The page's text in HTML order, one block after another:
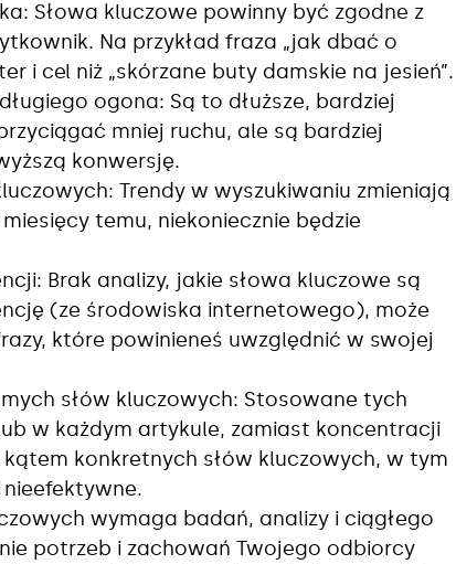
Słowa kluczowe powinny być zgodne z
Na przykład fraza „jak dbać o
i cel niż „skórzane buty damskie na jesień”.
ogona: Są to dłuższe, bardziej
mniej ruchu, ale są bardziej
konwersję.
Trendy w wyszukiwaniu zmieniają
temu, niekoniecznie będzie
Brak analizy, jakie słowa kluczowe są
(ze środowiska internetowego), może
które powinieneś uwzględnić w swojej
słów kluczowych: Stosowane tych
w każdym artykule, zamiast koncentracji
konkretnych słów kluczowych, w tym
wymaga badań, analizy i ciągłego
potrzeb i zachowań Twojego odbiorcy